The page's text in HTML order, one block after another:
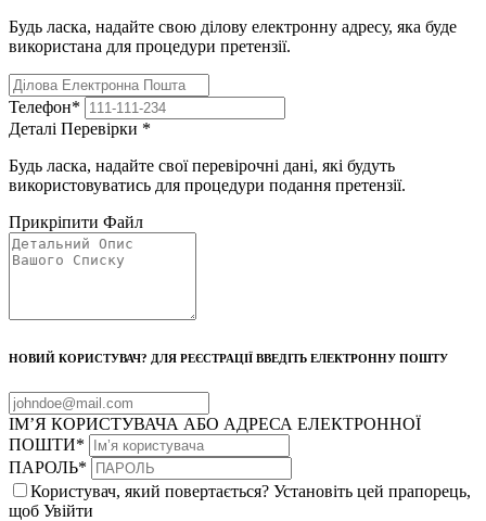
Будь ласка, надайте свою ділову електронну адресу, яка буде
використана для процедури претензії.
Телефон*
Деталі Перевірки *
Будь ласка, надайте свої перевірочні дані, які будуть
використовуватись для процедури подання претензії.
Прикріпити Файл
НОВИЙ КОРИСТУВАЧ? ДЛЯ РЕЄСТРАЦІЇ ВВЕДІТЬ ЕЛЕКТРОННУ ПОШТУ
ІМ’Я КОРИСТУВАЧА АБО АДРЕСА ЕЛЕКТРОННОЇ
ПОШТИ*
ПАРОЛЬ*
Користувач, який повертається? Установіть цей прапорець,
щоб Увійти